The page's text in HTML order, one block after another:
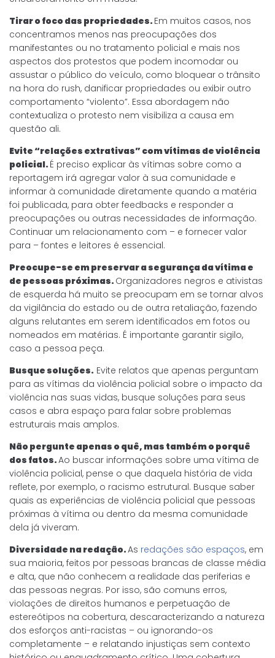
Tirar o foco das propriedades. Em muitos casos, nos
concentramos menos nas preocupações dos
manifestantes ou no tratamento policial e mais nos
aspectos dos protestos que podem incomodar ou
assustar o público do veículo, como bloquear o trânsito
na hora do rush, danificar propriedades ou exibir outro
comportamento “violento”. Essa abordagem não
contextualiza o protesto nem visibiliza a causa em
questão ali.
Evite “relações extrativas” com vítimas de violência
policial. É preciso explicar às vítimas sobre como a
reportagem irá agregar valor à sua comunidade e
informar à comunidade diretamente quando a matéria
foi publicada, para obter feedbacks e responder a
preocupações ou outras necessidades de informação.
Continuar um relacionamento com – e fornecer valor
para – fontes e leitores é essencial.
Preocupe-se em preservar a segurança da vítima e
de pessoas próximas. Organizadores negros e ativistas
de esquerda há muito se preocupam em se tornar alvos
da vigilância do estado ou de outra retaliação, fazendo
alguns relutantes em serem identificados em fotos ou
nomeados em matérias. É importante garantir sigilo,
caso a pessoa peça.
Busque soluções. Evite relatos que apenas perguntam
para as vítimas da violência policial sobre o impacto da
violência nas suas vidas, busque soluções para seus
casos e abra espaço para falar sobre problemas
estruturais mais amplos.
Não pergunte apenas o quê, mas também o porquê
dos fatos.Ao buscar informações sobre uma vítima de
violência policial, pense o que daquela história de vida
reflete, por exemplo, o racismo estrutural. Busque saber
quais as experiências de violência policial que pessoas
próximas à vítima ou dentro da mesma comunidade
dela já viveram.
Diversidade na redação.As redações são espaços, em
sua maioria, feitos por pessoas brancas de classe média
e alta, que não conhecem a realidade das periferias e
das pessoas negras. Por isso, são comuns erros,
violações de direitos humanos e perpetuação de
estereótipos na cobertura, descaracterizando a natureza
dos esforços anti-racistas – ou ignorando-os
completamente – e relatando injustiças sem contexto